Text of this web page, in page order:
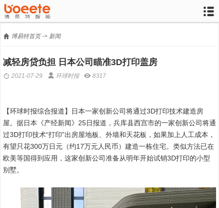

 博易特首页-> 新闻
减轻房贷负担 日本公司瞄准3D打印盖房
 2021-07-29  环球时报 8317
【环球时报综合报道】日本一家创新公司将通过3D打印技术建造房
屋。据日本《产经新闻》25日报道，兵库县西宫市的一家创新公司将通
过3D打印技术“打印”出房屋地板、外墙和天花板，如果加上人工成本，
有望只花300万日元（约17万元人民币）建造一栋住宅。类似方法已在
欧美等国得到应用，这家创新公司准备从明年开始试销3D打印的小型
别墅。